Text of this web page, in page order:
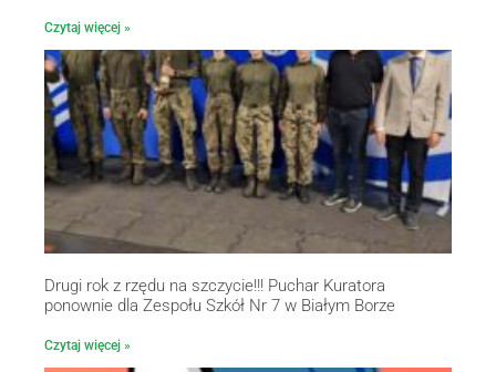
Czytaj więcej »
Drugi rok z rzędu na szczycie!!! Puchar Kuratora
ponownie dla Zespołu Szkół Nr 7 w Białym Borze
Czytaj więcej »